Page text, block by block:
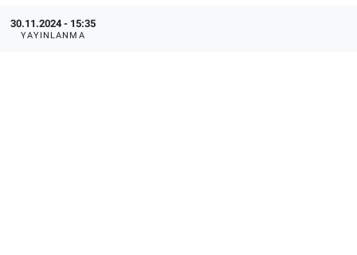
30.11.2024 - 15:35
YAYINLANMA